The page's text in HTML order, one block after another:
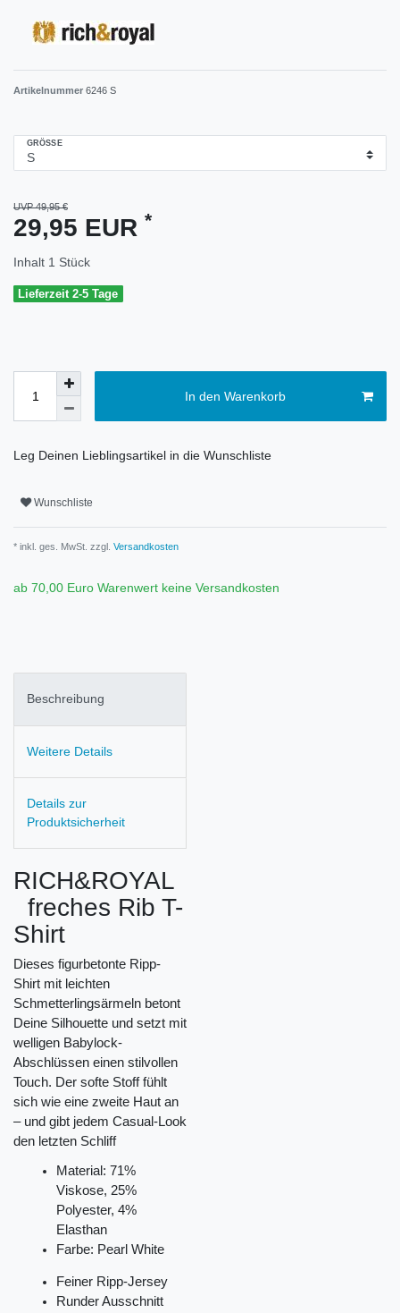
Artikelnummer 6246 S
GRÖSSE
UVP 49,95 €
29,95 EUR *
Inhalt 1 Stück
Lieferzeit 2-5 Tage
In den Warenkorb
Leg Deinen Lieblingsartikel in die Wunschliste
Wunschliste
* inkl. ges. MwSt. zzgl. Versandkosten
ab 70,00 Euro Warenwert keine Versandkosten
Beschreibung
Weitere Details
Details zur
Produktsicherheit
RICH&ROYAL
freches Rib T-
Shirt
Dieses figurbetonte Ripp-
Shirt mit leichten
Schmetterlingsärmeln betont
Deine Silhouette und setzt mit
welligen Babylock-
Abschlüssen einen stilvollen
Touch. Der softe Stoff fühlt
sich wie eine zweite Haut an
– und gibt jedem Casual-Look
den letzten Schliff
Material: 71%
Viskose, 25%
Polyester, 4%
Elasthan
Farbe: Pearl White
Feiner Ripp-Jersey
Runder Ausschnitt